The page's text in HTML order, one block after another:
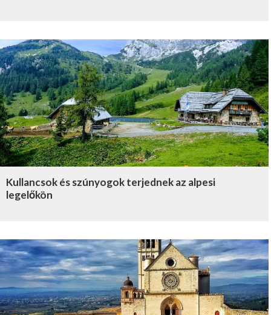
Kullancsok és szúnyogok terjednek az alpesi
legelőkön